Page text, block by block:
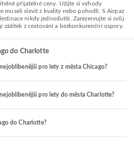
přijatelné ceny. Užijte si výhody
museli slevit z kvality nebo pohodlí. S Airpaz
nikdy jednodušší. Zarezervujte si svůj
zážitek z cestování a bezkonkurenční úspory.
do Charlotte
pro lety z města Chicago?
pro lety do města Charlotte?
do Charlotte?